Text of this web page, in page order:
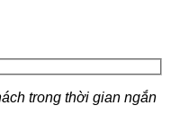
trong thời gian ngắn